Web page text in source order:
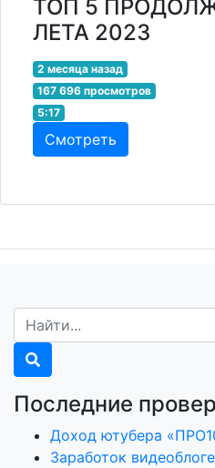
ТОП 5
ЛЕТА 2023
2 месяца назад
167 696 просмотров
5:17
Смотреть
Последние
Доход ютубера
Заработок